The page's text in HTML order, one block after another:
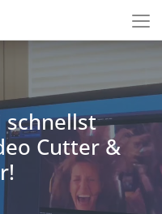
schnellst
Cutter &